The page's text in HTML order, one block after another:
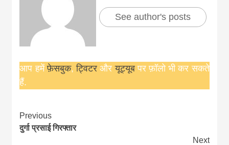
See author's posts
आप हमेंफ़ेसबुक,ट्विटरऔरयूट्यूबपर फ़ॉलो भी कर सकते
हैं.
Continue
Reading
Previous
दुर्गा प्रसाई गिरफ्तार
Next